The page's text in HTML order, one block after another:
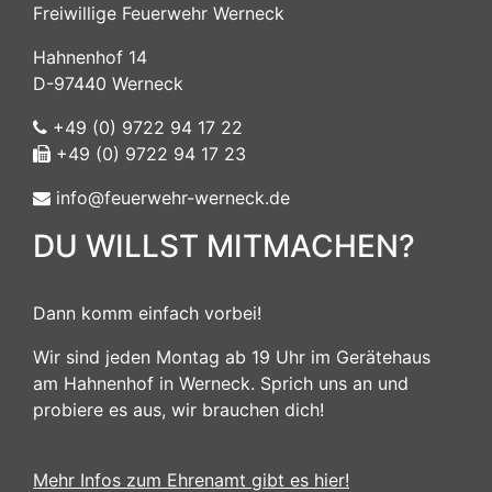
Freiwillige Feuerwehr Werneck
Hahnenhof 14
D-97440 Werneck
+49 (0) 9722 94 17 22
+49 (0) 9722 94 17 23
info@feuerwehr-werneck.de
DU WILLST MITMACHEN?
Dann komm einfach vorbei!
Wir sind jeden Montag ab 19 Uhr im Gerätehaus
am Hahnenhof in Werneck. Sprich uns an und
probiere es aus, wir brauchen dich!
Mehr Infos zum Ehrenamt gibt es hier!